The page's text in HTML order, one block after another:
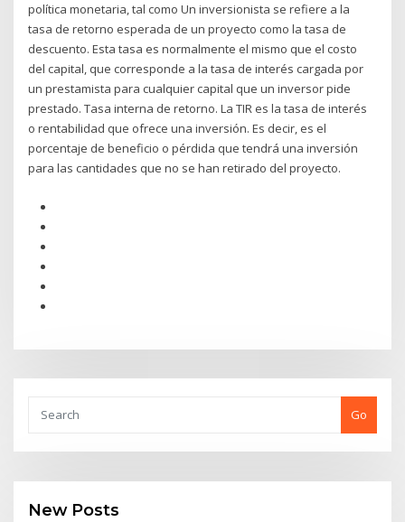
política monetaria, tal como Un inversionista se refiere a la
tasa de retorno esperada de un proyecto como la tasa de
descuento. Esta tasa es normalmente el mismo que el costo
del capital, que corresponde a la tasa de interés cargada por
un prestamista para cualquier capital que un inversor pide
prestado. Tasa interna de retorno. La TIR es la tasa de interés
o rentabilidad que ofrece una inversión. Es decir, es el
porcentaje de beneficio o pérdida que tendrá una inversión
para las cantidades que no se han retirado del proyecto.
Go
New Posts